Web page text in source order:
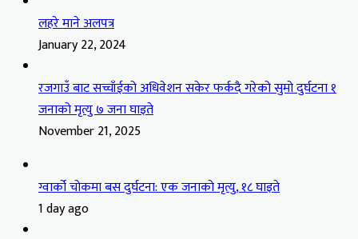
लहरे माने अलपत्र
January 22, 2024
रजगाउँ बाट सच्चाँईको अधिवेशन सकेर फर्कदै गरेको सुमो दुर्घटना १
जनाको मृत्यु ७ जना घाइते
November 21, 2025
ग्वार्को चोकमा बस दुर्घटना: एक जनाको मृत्यु, १८ घाइते
1 day ago